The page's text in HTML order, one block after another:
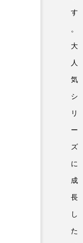
す
。
大
人
気
シ
リ
ー
ズ
に
成
長
し
た